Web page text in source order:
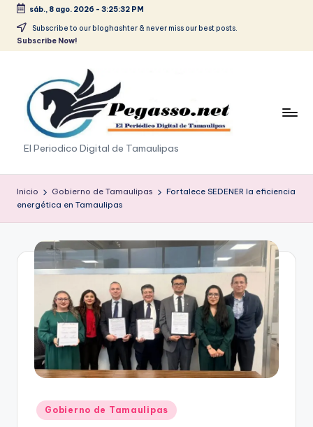
Saltar
sáb., 8 ago. 2026 - 3:25:32 PM
Subscribe to our bloghashter & never miss our best posts.
Subscribe Now!
p
e
g
a
o
El Periodico Digital de Tamaulipas
Inicio Gobierno de Tamaulipas
Fortalece SEDENER la eficiencia
energética en Tamaulipas
Publicado
en
Gobierno de Tamaulipas